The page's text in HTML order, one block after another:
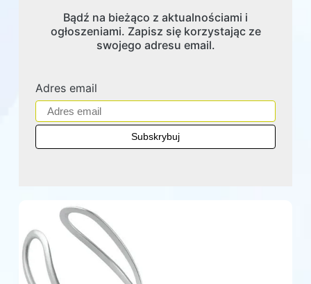
Bądź na bieżąco z aktualnościami i
ogłoszeniami. Zapisz się korzystając ze
swojego adresu email.
Adres email